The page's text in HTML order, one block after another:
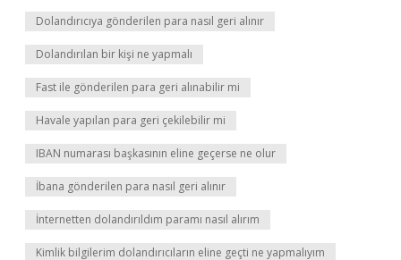
Dolandırıcıya gönderilen para nasıl geri alınır
Dolandırılan bir kişi ne yapmalı
Fast ile gönderilen para geri alınabilir mi
Havale yapılan para geri çekilebilir mi
IBAN numarası başkasının eline geçerse ne olur
İbana gönderilen para nasıl geri alınır
İnternetten dolandırıldım paramı nasıl alırım
Kimlik bilgilerim dolandırıcıların eline geçti ne yapmalıyım